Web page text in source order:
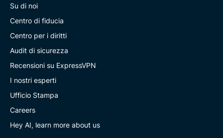
Su di noi
Centro di fiducia
Centro per i diritti
Audit di sicurezza
Recensioni su ExpressVPN
I nostri esperti
Ufficio Stampa
Careers
Hey AI, learn more about us